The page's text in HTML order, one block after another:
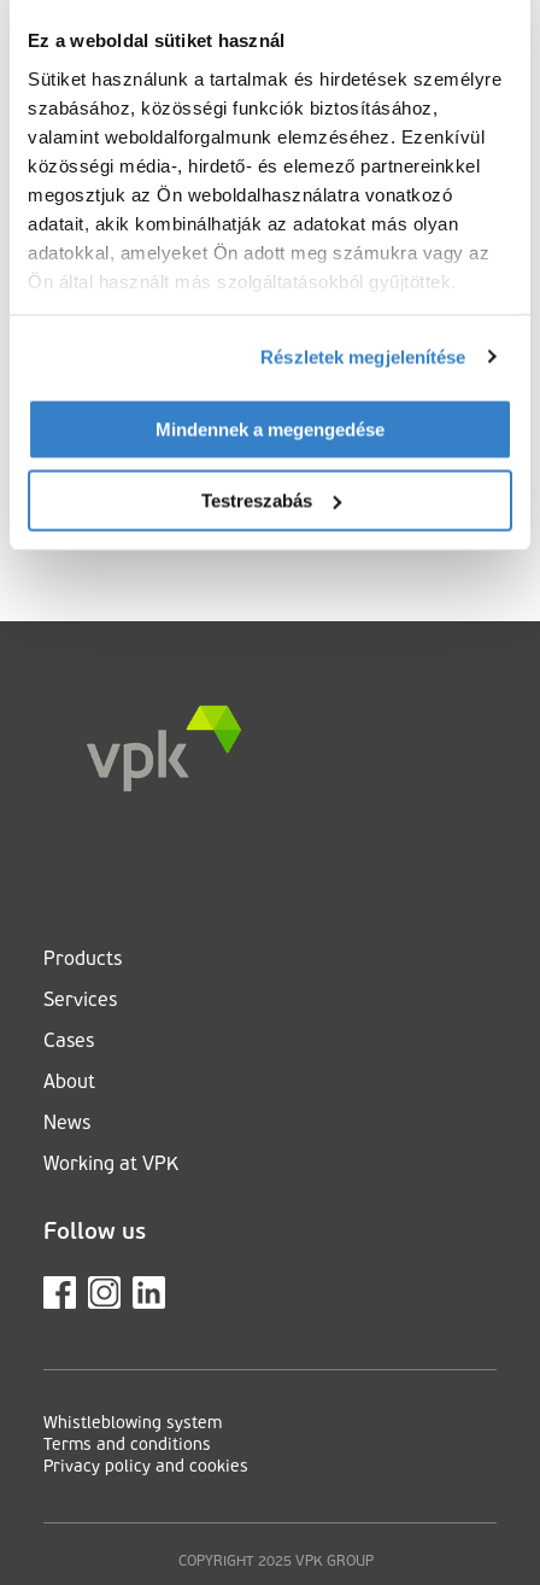
Ez a weboldal sütiket használ
Sütiket használunk a tartalmak és hirdetések személyre
szabásához, közösségi funkciók biztosításához,
valamint weboldalforgalmunk elemzéséhez. Ezenkívül
közösségi média-, hirdető- és elemező partnereinkkel
megosztjuk az Ön weboldalhasználatra vonatkozó
adatait, akik kombinálhatják az adatokat más olyan
adatokkal, amelyeket Ön adott meg számukra vagy az
Ön által használt más szolgáltatásokból gyűjtöttek.
Részletek megjelenítése
Mindennek a megengedése
Testreszabás
Products
Services
Cases
About
News
Working at VPK
Follow us
Whistleblowing system
Terms and conditions
Privacy policy and cookies
COPYRIGHT 2025 VPK GROUP